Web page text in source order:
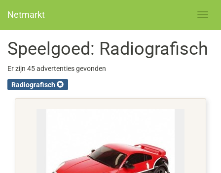
Netmarkt
Speelgoed: Radiografisch
Er zijn 45 advertenties gevonden
Radiografisch